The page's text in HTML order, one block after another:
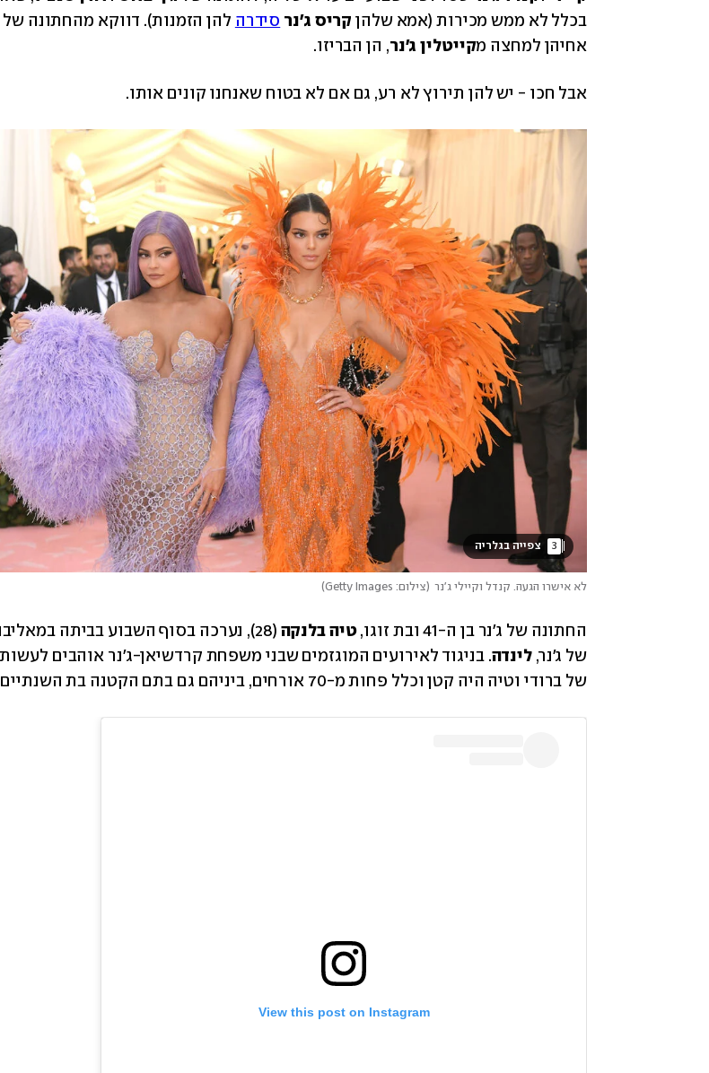
בכלל לא ממש מכירות (אמא שלהן קריס ג'נר סידרה להן הזמנות). דווקא מהחתונה של
אחיהן למחצה מקייטלין ג'נר, הן הבריזו.
אבל חכו - יש להן תירוץ לא רע, גם אם לא בטוח שאנחנו קונים אותו.
3
לא אישרו הגעה. קנדל וקיילי ג'נר (צילום: Getty Images )
החתונה של ג'נר בן ה-41 ובת זוגו, טיה בלנקה
של ג'נר, לינדה
של ברודי וטיה היה קטן וכלל פחות מ-70 אורחים, ביניהם גם בתם הקטנה בת השנתיים.
View this post on Instagram